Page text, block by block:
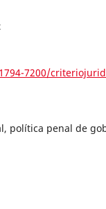
7200/
política penal de